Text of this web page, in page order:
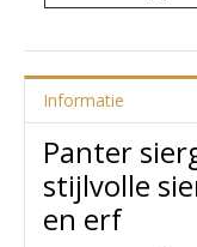
Informatie
Panter
stijlvolle
en erf